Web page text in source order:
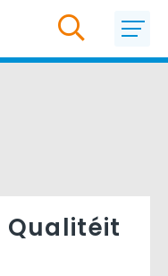
Qualitéit